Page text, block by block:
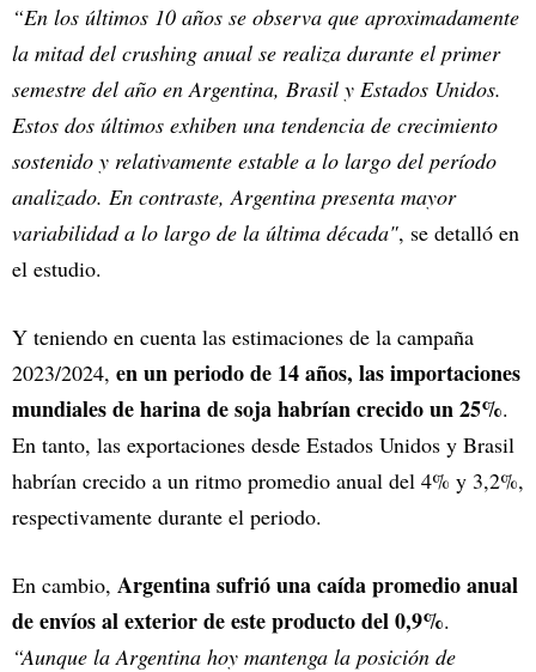
“En los últimos 10 años se observa que aproximadamente
la mitad del crushing anual se realiza durante el primer
semestre del año en Argentina, Brasil y Estados Unidos.
Estos dos últimos exhiben una tendencia de crecimiento
sostenido y relativamente estable a lo largo del período
analizado. En contraste, Argentina presenta mayor
variabilidad a lo largo de la última década", se detalló en
el estudio.
Y teniendo en cuenta las estimaciones de la campaña
2023/2024, en un periodo de 14 años, las importaciones
mundiales de harina de soja habrían crecido un 25%.
En tanto, las exportaciones desde Estados Unidos y Brasil
habrían crecido a un ritmo promedio anual del 4% y 3,2%,
respectivamente durante el periodo.
En cambio, Argentina sufrió una caída promedio anual
de envíos al exterior de este producto del 0,9%.
“Aunque la Argentina hoy mantenga la posición de